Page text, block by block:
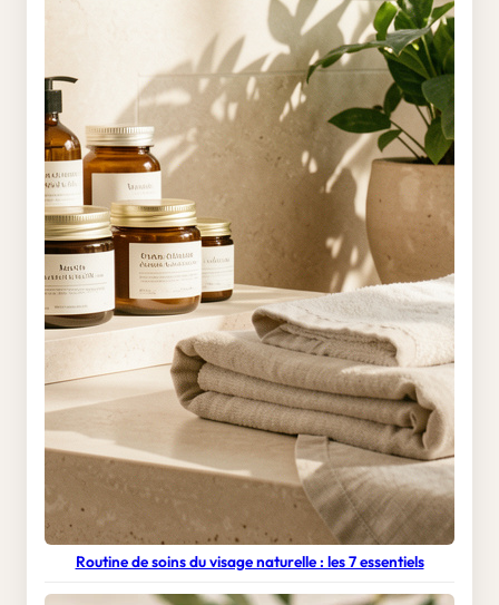
Routine de soins du visage naturelle : les 7 essentiels